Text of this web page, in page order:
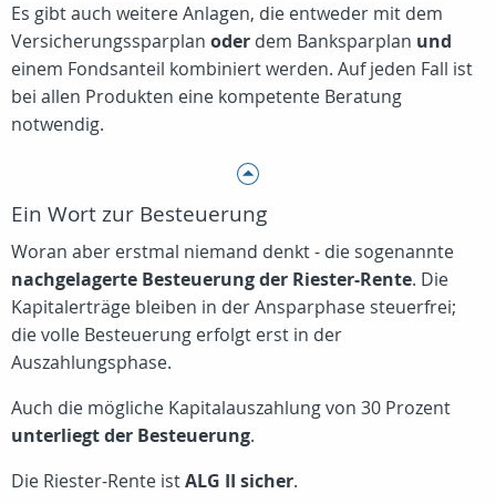
Es gibt auch weitere Anlagen, die entweder mit dem
Versicherungssparplan oder dem Banksparplan und
einem Fondsanteil kombiniert werden. Auf jeden Fall ist
bei allen Produkten eine kompetente Beratung
notwendig.
Ein Wort zur Besteuerung
Woran aber erstmal niemand denkt - die sogenannte
nachgelagerte Besteuerung der Riester-Rente. Die
Kapitalerträge bleiben in der Ansparphase steuerfrei;
die volle Besteuerung erfolgt erst in der
Auszahlungsphase.
Auch die mögliche Kapitalauszahlung von 30 Prozent
unterliegt der Besteuerung.
Die Riester-Rente istALG II sicher.